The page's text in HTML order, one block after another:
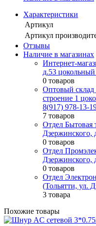
Характеристики
Артикул
Артикул
Отзывы
Наличие в магазинах
Интернет-
д.53
0 товаров
Оптовый склад
строение 1
8(917) 978-13-
7 товаров
Отдел Бытовая
Дзержинского,
0 товаров
Отдел
Дзержинского,
0 товаров
Отдел
(Тольятти, ул.
3 товара
Похожие товары